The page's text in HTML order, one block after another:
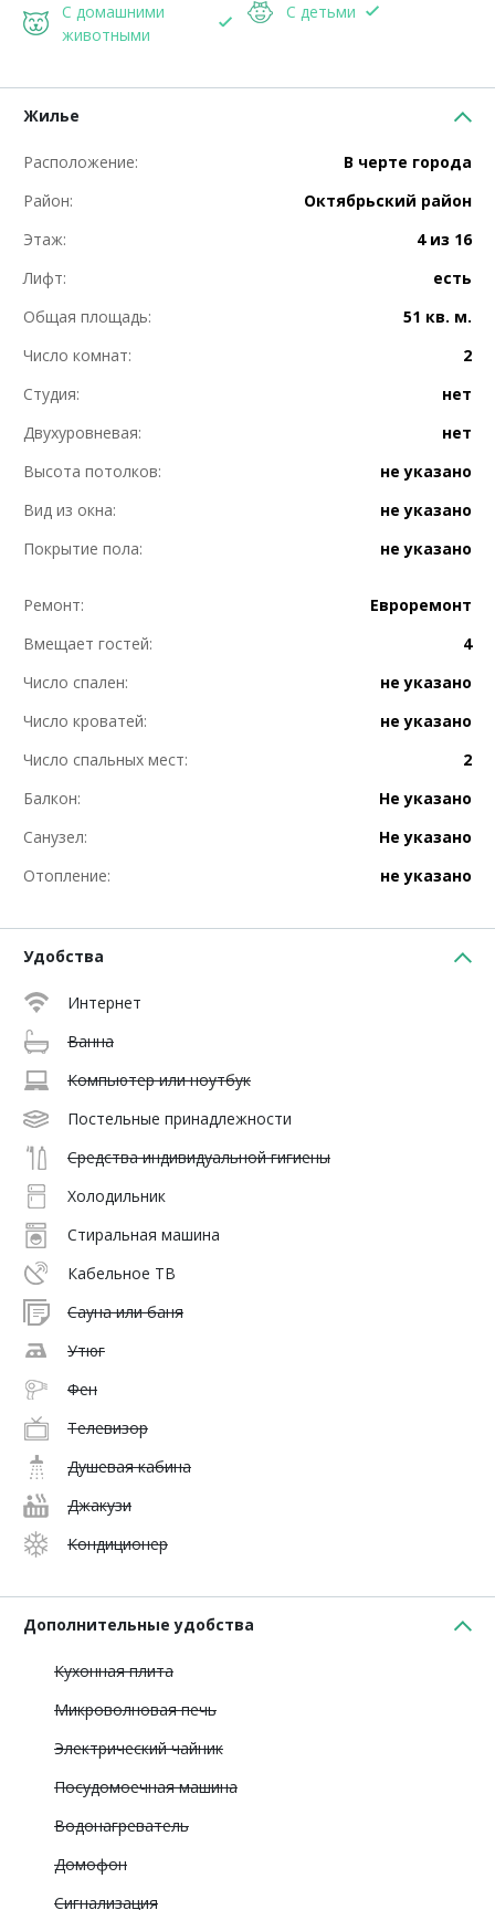
С домашними
животными
С детьми
Жилье
Расположение:
В черте города
Район:
Октябрьский район
Этаж:
4 из 16
Лифт:
есть
Общая площадь:
51 кв. м.
Число комнат:
2
Студия:
нет
Двухуровневая:
нет
Высота потолков:
не указано
Вид из окна:
не указано
Покрытие пола:
не указано
Ремонт:
Евроремонт
Вмещает гостей:
4
Число спален:
не указано
Число кроватей:
не указано
Число спальных мест:
2
Балкон:
Не указано
Санузел:
Не указано
Отопление:
не указано
Удобства
Интернет
Ванна
Компьютер или ноутбук
Постельные принадлежности
Средства индивидуальной гигиены
Холодильник
Стиральная машина
Кабельное ТВ
Сауна или баня
Утюг
Фен
Телевизор
Душевая кабина
Джакузи
Кондиционер
Дополнительные удобства
Кухонная плита
Микроволновая печь
Электрический чайник
Посудомоечная машина
Водонагреватель
Домофон
Сигнализация